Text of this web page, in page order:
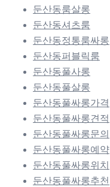
둔산동룸살롱
둔산동셔츠룸
둔산동정통룸싸롱
둔산동퍼블릭룸
둔산동풀사롱
둔산동풀살롱
둔산동풀싸롱가격
둔산동풀싸롱견적
둔산동풀싸롱문의
둔산동풀싸롱예약
둔산동풀싸롱위치
둔산동풀싸롱추천